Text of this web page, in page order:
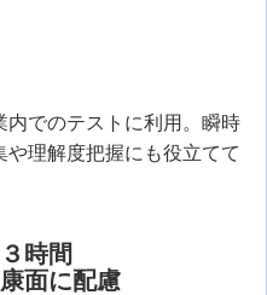
内でのテストに利用。瞬時
理解度把握にも役立てて
時間
面に配慮